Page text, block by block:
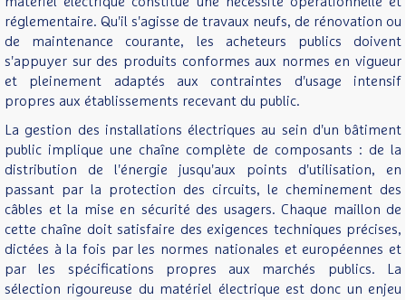
réglementaire. Qu'il s'agisse de travaux neufs, de rénovation ou
de maintenance courante, les acheteurs publics doivent
s'appuyer sur des produits conformes aux normes en vigueur
et pleinement adaptés aux contraintes d'usage intensif
propres aux établissements recevant du public.
La gestion des installations électriques au sein d'un bâtiment
public implique une chaîne complète de composants : de la
distribution de l'énergie jusqu'aux points d'utilisation, en
passant par la protection des circuits, le cheminement des
câbles et la mise en sécurité des usagers. Chaque maillon de
cette chaîne doit satisfaire des exigences techniques précises,
dictées à la fois par les normes nationales et européennes et
par les spécifications propres aux marchés publics. La
sélection rigoureuse du matériel électrique est donc un enjeu